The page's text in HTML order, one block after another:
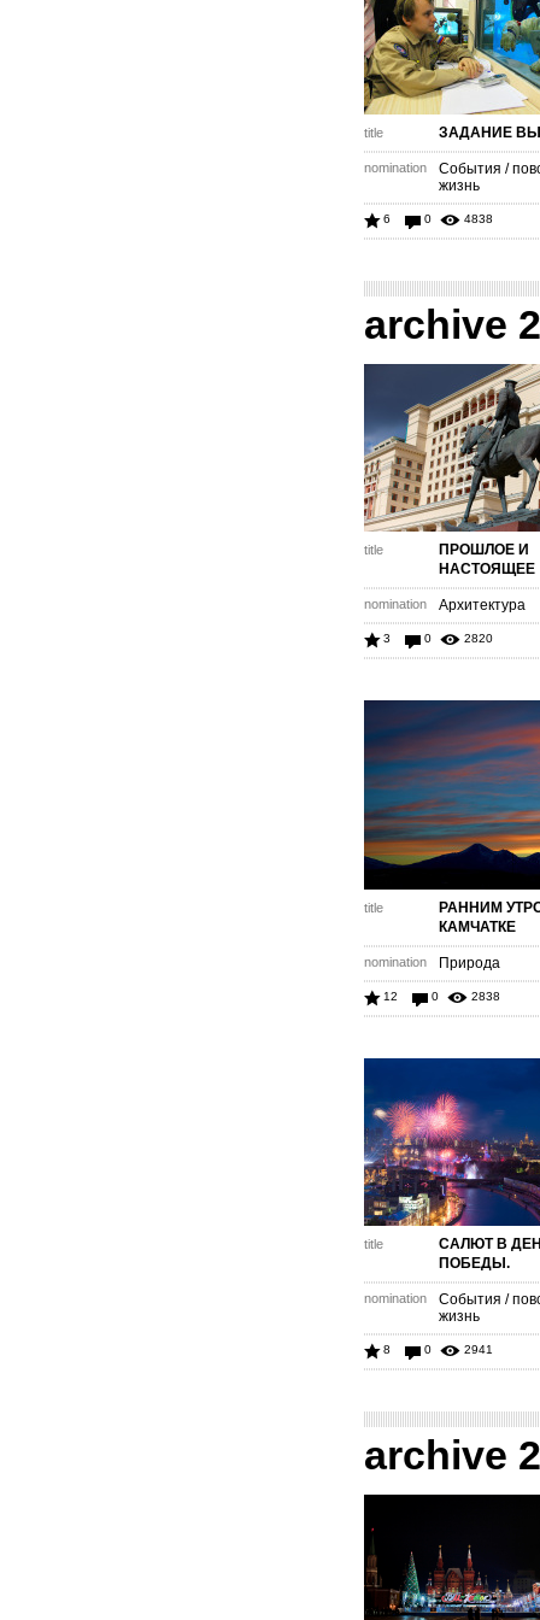
title ЗАДАНИЕ
nomination
События /
жизнь
6 0 4838
archive
title
ПРОШЛОЕ И
НАСТОЯЩЕЕ
nomination Архитектура
3 0 2820
title
РАННИМ
КАМЧАТКЕ
nomination Природа
12 0 2838
title
САЛЮТ В
ПОБЕДЫ.
nomination
События /
жизнь
8 0 2941
archive